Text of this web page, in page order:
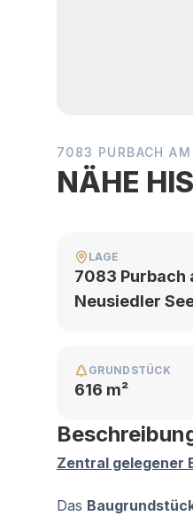
7083 PURBACH AM
NÄHE
LAGE
7083 Purbach
Neusiedler
GRUNDSTÜCK
616 m²
Zentral gelegener
Das